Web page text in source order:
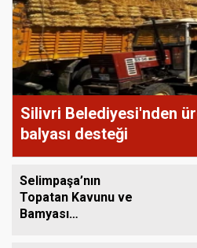
Silivri Belediyesi'nden
balyası desteği
Selimpaşa’nın
Topatan Kavunu ve
Bamyası